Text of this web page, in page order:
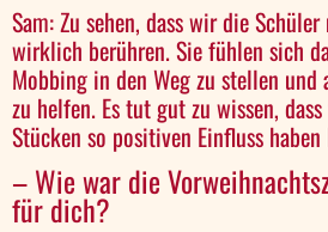
Sam: Zu sehen, dass wir die
wirklich berühren. Sie fühlen sich
Mobbing in den Weg zu stellen und
zu helfen. Es tut gut zu wissen,
Stücken so positiven Einfluss
– Wie war die
für dich?